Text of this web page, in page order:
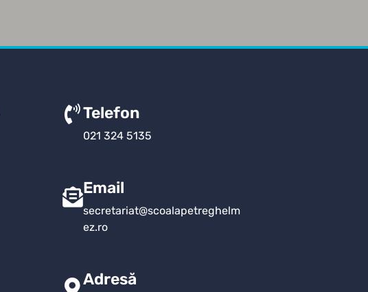
Telefon
021 324 5135
Email
secretariat@scoalapetreghelm
ez.ro
Adresă